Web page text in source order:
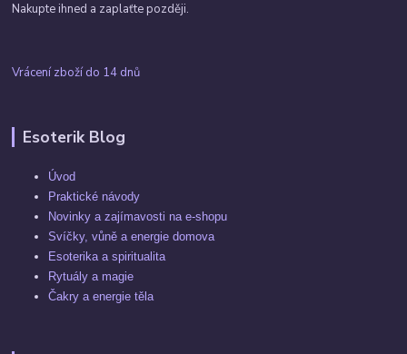
Nakupte ihned a zaplaťte později.
Vrácení zboží do 14 dnů
Esoterik Blog
Úvod
Praktické návody
Novinky a zajímavosti na e-shopu
Svíčky, vůně a energie domova
Esoterika a spiritualita
Rytuály a magie
Čakry a energie těla